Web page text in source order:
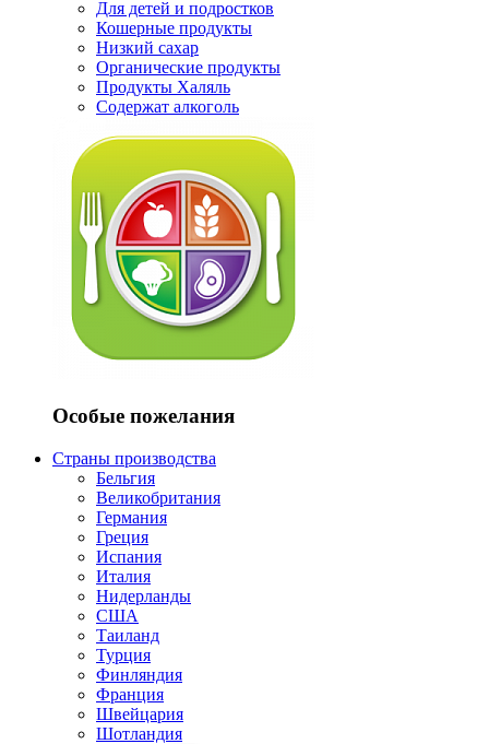
Для детей и подростков
Кошерные продукты
Низкий сахар
Органические продукты
Продукты Халяль
Содержат алкоголь
Особые пожелания
Страны производства
Бельгия
Великобритания
Германия
Греция
Испания
Италия
Нидерланды
США
Таиланд
Турция
Финляндия
Франция
Швейцария
Шотландия